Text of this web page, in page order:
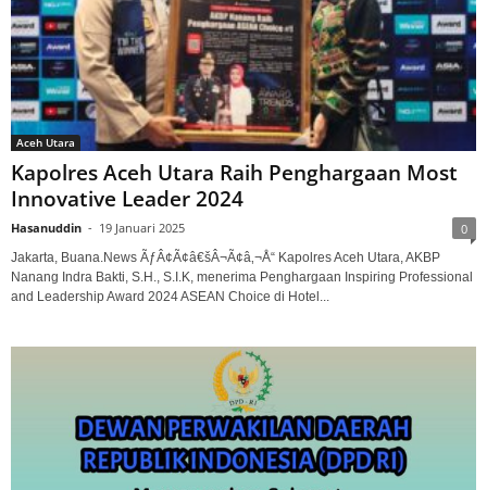
Aceh Utara
Kapolres Aceh Utara Raih Penghargaan Most
Innovative Leader 2024
Hasanuddin - 19 Januari 2025 0
Jakarta, Buana.News ÃƒÂ¢Ã¢â€šÂ¬Ã¢â‚¬Å“ Kapolres Aceh Utara, AKBP
Nanang Indra Bakti, S.H., S.I.K, menerima Penghargaan Inspiring Professional
and Leadership Award 2024 ASEAN Choice di Hotel...